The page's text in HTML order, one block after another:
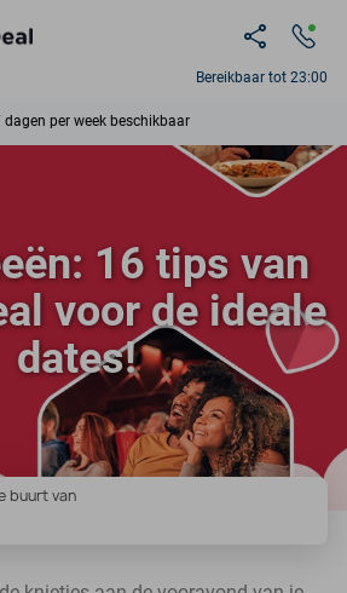
Bereikbaar tot 23:00
dagen per week beschikbaar
Ontdek 15.000+ deals16 tips van
voor de ideale
dates!
buurt van